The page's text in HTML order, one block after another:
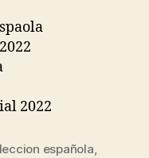
española,